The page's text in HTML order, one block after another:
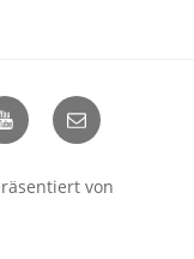
YouTubeE-
Mail
von